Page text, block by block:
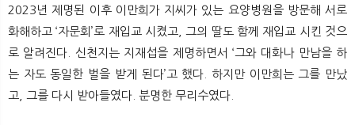
2023년 제명된 이후 이만희가 지씨가 있는 요양병원을 방문해 서로
화해하고 ‘자문회’로 재입교 시켰고, 그의 딸도 함께 재입교 시킨 것으
로 알려진다. 신천지는 지재섭을 제명하면서 ‘그와 대화나 만남을 하
는 자도 동일한 벌을 받게 된다’고 했다. 하지만 이만희는 그를 만났
고, 그를 다시 받아들였다. 분명한 무리수였다.